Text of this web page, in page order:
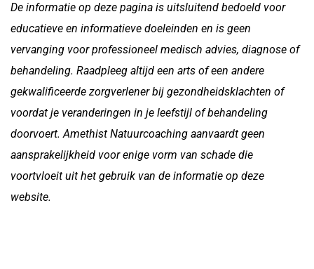
De informatie op deze pagina is uitsluitend bedoeld voor
educatieve en informatieve doeleinden en is geen
vervanging voor professioneel medisch advies, diagnose of
behandeling. Raadpleeg altijd een arts of een andere
gekwalificeerde zorgverlener bij gezondheidsklachten of
voordat je veranderingen in je leefstijl of behandeling
doorvoert. Amethist Natuurcoaching aanvaardt geen
aansprakelijkheid voor enige vorm van schade die
voortvloeit uit het gebruik van de informatie op deze
website.